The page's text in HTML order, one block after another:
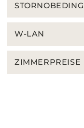
W-LAN
ZIMMERPREISE